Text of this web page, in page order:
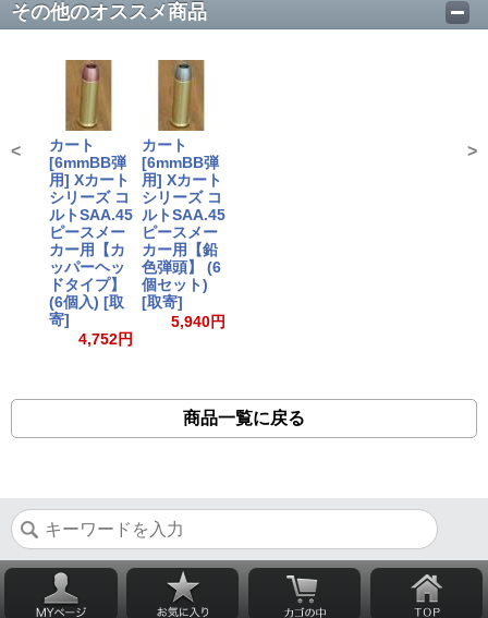
その他のオススメ商品
カート
[6mmBB弾
用] Xカート
シリーズ コ
ルトSAA.45
ピースメー
カー用【カ
ッパーヘッ
ドタイプ】
(6個入) [取
寄]
4,752円
カート
[6mmBB弾
用] Xカート
シリーズ コ
ルトSAA.45
ピースメー
カー用【鉛
色弾頭】 (6
個セット)
[取寄]
5,940円
< >
商品一覧に戻る